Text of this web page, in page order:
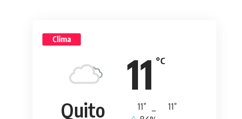
Clima
11 °C
Quito 11° 11°